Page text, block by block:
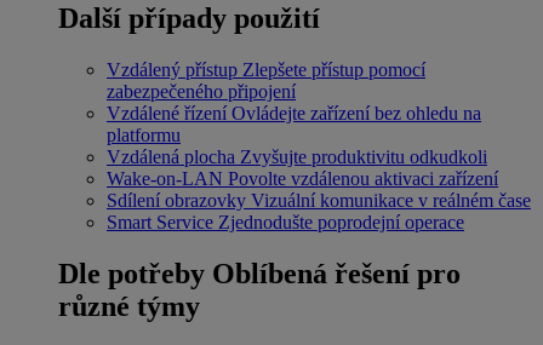
Další případy použití
Vzdálený přístup Zlepšete přístup pomocí
zabezpečeného připojení
Vzdálené řízení Ovládejte zařízení bez ohledu na
platformu
Vzdálená plocha Zvyšujte produktivitu odkudkoli
Wake-on-LAN Povolte vzdálenou aktivaci zařízení
Sdílení obrazovky Vizuální komunikace v reálném čase
Smart Service Zjednodušte poprodejní operace
Dle potřeby Oblíbená řešení pro
různé týmy